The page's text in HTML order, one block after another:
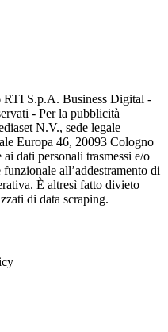
RTI S.p.A. Business Digital -
- Per la pubblicità
N.V., sede legale
Europa 46, 20093 Cologno
dati personali trasmessi e/o
all’addestramento di
È altresì fatto divieto
di data scraping.